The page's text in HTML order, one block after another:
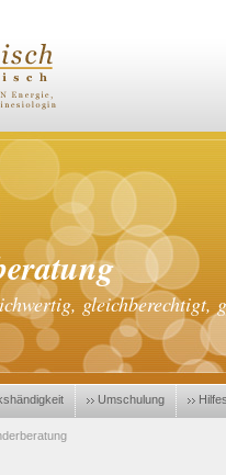
gleichberechtigt,
Umschulung